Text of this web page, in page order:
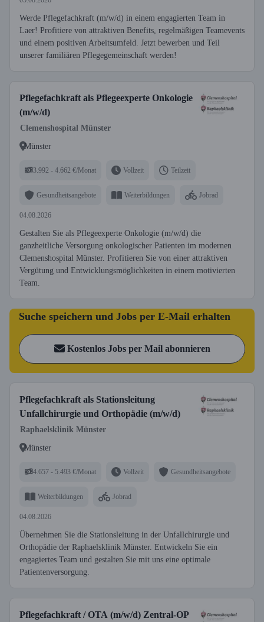
Werde Pflegefachkraft (m/w/d) in einem engagierten Team in
Laer! Profitiere von attraktiven Benefits, regelmäßigen Teamevents
und einem positiven Arbeitsumfeld. Jetzt bewerben und Teil
unserer familiären Pflegegemeinschaft werden!
Pflegefachkraft als Pflegeexperte Onkologie
(m/w/d)
Clemenshospital Münster
Münster
3.992 - 4.662 €/Monat Vollzeit Teilzeit
Gesundheitsangebote Weiterbildungen Jobrad
04.08.2026
Gestalten Sie als Pflegeexperte Onkologie (m/w/d) die
ganzheitliche Versorgung onkologischer Patienten im modernen
Clemenshospital Münster. Profitieren Sie von einer attraktiven
Vergütung und Entwicklungsmöglichkeiten in einem motivierten
Team.
Suche speichern und Jobs per E-Mail erhalten
Kostenlos Jobs per Mail abonnieren
Pflegefachkraft als Stationsleitung
Unfallchirurgie und Orthopädie (m/w/d)
Raphaelsklinik Münster
Münster
4.657 - 5.493 €/Monat Vollzeit Gesundheitsangebote
Weiterbildungen Jobrad
04.08.2026
Übernehmen Sie die Stationsleitung in der Unfallchirurgie und
Orthopädie der Raphaelsklinik Münster. Entwickeln Sie ein
engagiertes Team und gestalten Sie mit uns eine optimale
Patientenversorgung.
Pflegefachkraft / OTA (m/w/d) Zentral-OP